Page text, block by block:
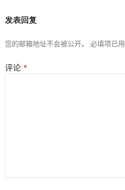
发表回复
您的邮箱地址不会被公开。 必填项已用
评论 *